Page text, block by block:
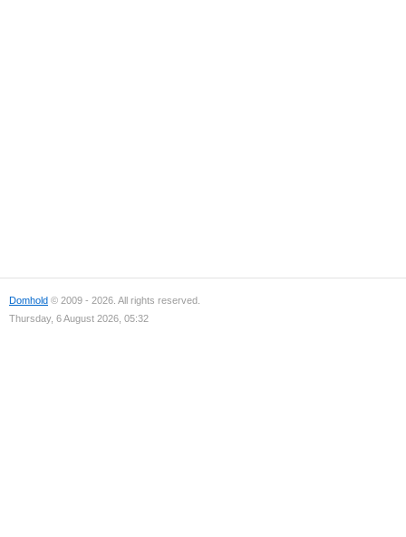
Domhold © 2009 - 2026. All rights reserved.
Thursday, 6 August 2026, 05:32